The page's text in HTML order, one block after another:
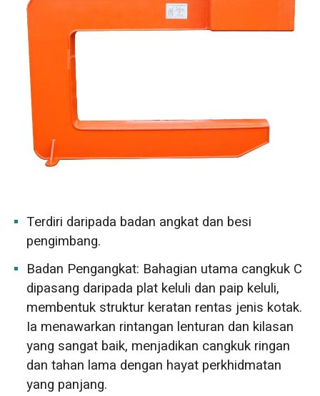
Terdiri daripada badan angkat dan besi
pengimbang.
Badan Pengangkat: Bahagian utama cangkuk C
dipasang daripada plat keluli dan paip keluli,
membentuk struktur keratan rentas jenis kotak.
Ia menawarkan rintangan lenturan dan kilasan
yang sangat baik, menjadikan cangkuk ringan
dan tahan lama dengan hayat perkhidmatan
yang panjang.